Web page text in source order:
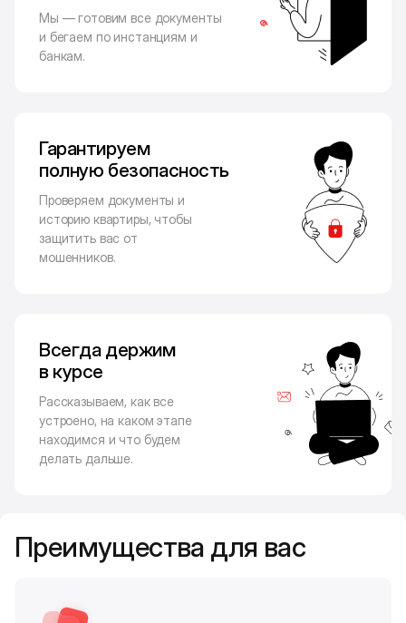
Мы — готовим все документы
и бегаем по инстанциям и
банкам.
Гарантируем
полную безопасность
Проверяем документы и
историю квартиры, чтобы
защитить вас от
мошенников.
Всегда держим
в курсе
Рассказываем, как все
устроено, на каком этапе
находимся и что будем
делать дальше.
Преимущества для вас